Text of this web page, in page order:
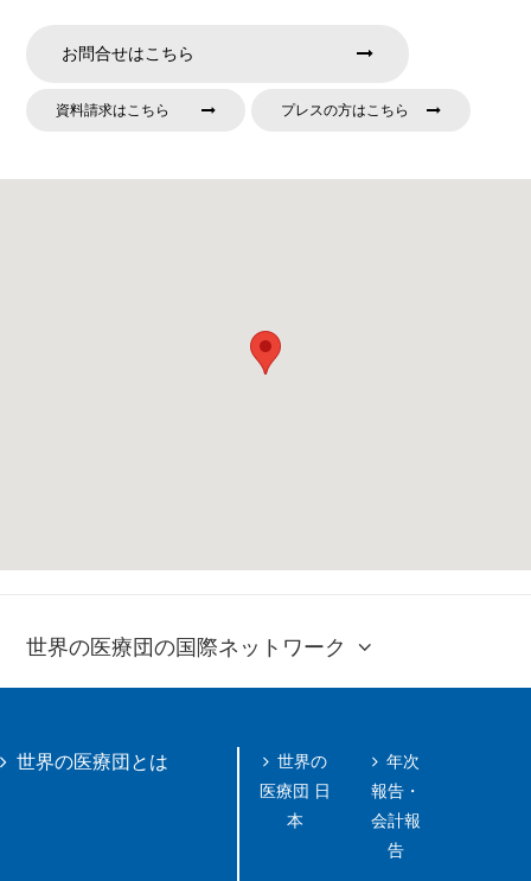
お問合せはこちら
資料請求はこちら プレスの方はこちら
世界の医療団の国際ネットワーク
世界の医療団とは
世界の
医療団 日
本
年次
報告・
会計報
告